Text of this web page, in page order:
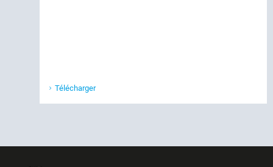
Télécharger